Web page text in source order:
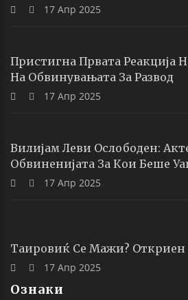
17 Апр 2025
Пристигна Првата Реакција
На Обвинувањата За Развод
17 Апр 2025
Вилијам Леви Ослободен:
Обвиненијата За Кои Беше
17 Апр 2025
Таировиќ Се Мажи? Откриен
17 Апр 2025
Ознаки